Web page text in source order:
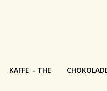
KAFFE – THE